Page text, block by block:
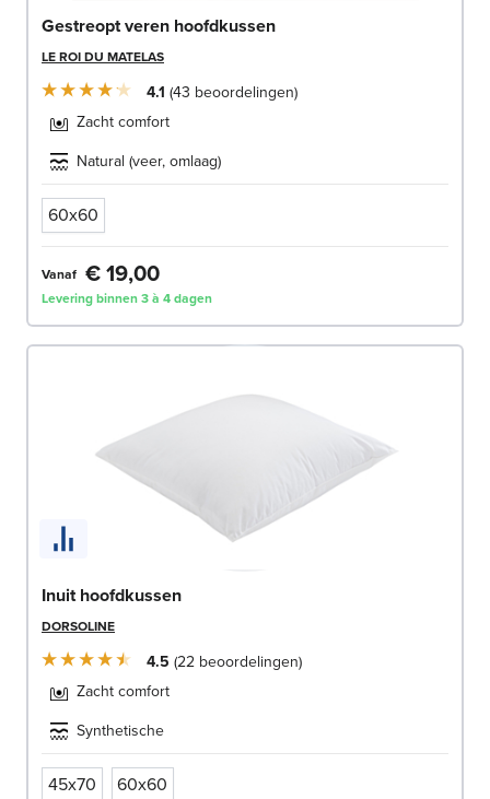
Gestreopt veren hoofdkussen
LE ROI DU MATELAS
4.1 43 beoordelingen
Zacht comfort
Natural (veer, omlaag)
60x60
Vanaf € 19,00
Levering binnen 3 à 4 dagen
Inuit hoofdkussen
DORSOLINE
4.5 22 beoordelingen
Zacht comfort
Synthetische
45x70 60x60